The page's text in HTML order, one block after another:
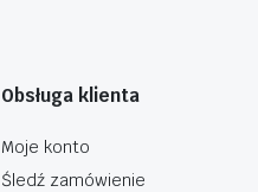
Obsługa klienta
Moje konto
Śledź zamówienie